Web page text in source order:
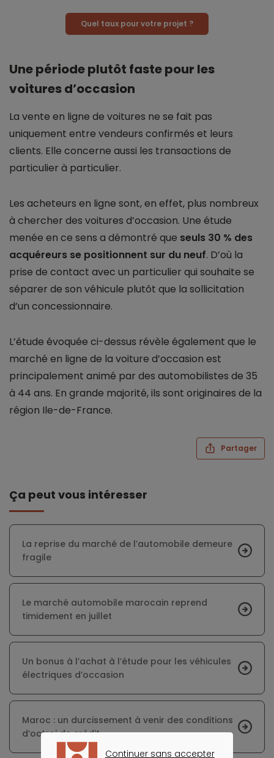
Quel taux pour votre projet ?
Une période plutôt faste pour les
voitures d’occasion
La vente en ligne de voitures ne se fait pas
uniquement entre vendeurs confirmés et leurs
clients. Elle concerne aussi les transactions de
particulier à particulier.
Les acheteurs en ligne sont, en effet, plus nombreux
à chercher des voitures d’occasion. Une étude
menée en ce sens a démontré que seuls 30 % des
acquéreurs se positionnent sur du neuf. D’où la
prise de contact avec un particulier qui souhaite se
séparer de son véhicule plutôt que la sollicitation
d’un concessionnaire.
L’étude évoquée ci-dessus révèle également que le
marché en ligne de la voiture d’occasion est
principalement animé par des automobilistes de 35
à 44 ans. En grande majorité, ils sont originaires de la
région Ile-de-France.
Partager
Ça peut vous intéresser
La reprise du marché de l’automobile demeure
fragile
Le marché automobile marocain reprend
timidement en juillet
Un bonus à l’achat à l’étude pour les véhicules
électriques d’occasion
Maroc : un durcissement à venir des conditions
d’octroi de crédit
Continuer sans accepter